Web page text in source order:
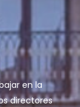
en la
directores